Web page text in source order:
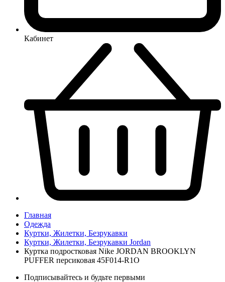
Кабинет
Главная
Одежда
Куртки, Жилетки, Безрукавки
Куртки, Жилетки, Безрукавки Jordan
Куртка подростковая Nike JORDAN BROOKLYN
PUFFER персиковая 45F014-R1O
Подписывайтесь и будьте первыми